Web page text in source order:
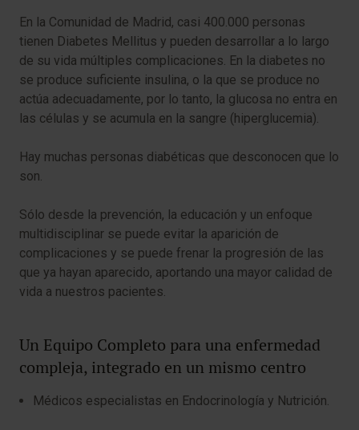
En la Comunidad de Madrid, casi 400.000 personas
tienen Diabetes Mellitus y pueden desarrollar a lo largo
de su vida múltiples complicaciones. En la diabetes no
se produce suficiente insulina, o la​ que se produce no
actúa adecuadamente, por lo tanto, la glucosa no entra en
las células y se acumula en la sangre (hiperglucemia).
Hay muchas personas diabéticas que desconocen que lo
son.
Sólo desde la prevención, la educación y un enfoque
multidisciplinar se puede evitar la aparición de
complicaciones y se puede frenar la progresión de las
que ya hayan aparecido, aportando una mayor calidad de
vida a nuestros pacientes.
Un Equipo Completo para una enfermedad
compleja, integrado en un mismo centro
Médicos especialistas en Endocrinología y Nutrición.